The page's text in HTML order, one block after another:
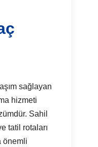
sağlayan
hizmeti
Sahil
tatil rotaları
önemli